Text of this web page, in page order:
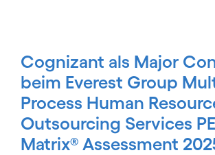
Cognizant als Major
beim Everest Group
Process Human
Outsourcing Services
Matrix® Assessment